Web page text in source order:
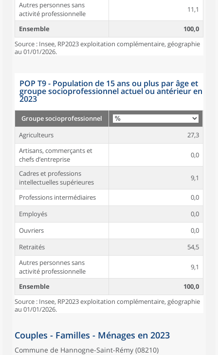
Autres personnes sans
activité professionnelle
11,1
Ensemble
100,0
Source : Insee, RP2023 exploitation complémentaire, géographie
au 01/01/2026.
POP T9 - Population de 15 ans ou plus par âge et
groupe socioprofessionnel actuel ou antérieur en
2023
Groupe socioprofessionnel
Agriculteurs
27,3
Artisans, commerçants et
chefs d’entreprise
0,0
Cadres et professions
intellectuelles supérieures
9,1
Professions intermédiaires
0,0
Employés
0,0
Ouvriers
0,0
Retraités
54,5
Autres personnes sans
activité professionnelle
9,1
Ensemble
100,0
Source : Insee, RP2023 exploitation complémentaire, géographie
au 01/01/2026.
Couples - Familles - Ménages en 2023
Commune de Hannogne-Saint-Rémy (08210)